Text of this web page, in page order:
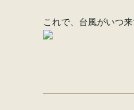
これで、台風がいつ